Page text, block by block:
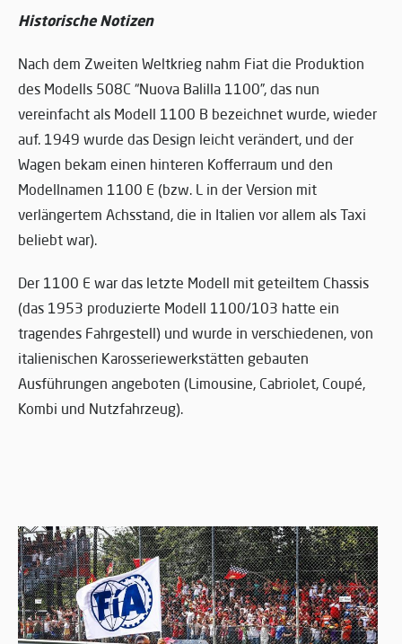
Historische Notizen
Nach dem Zweiten Weltkrieg nahm Fiat die Produktion
des Modells 508C “Nuova Balilla 1100”, das nun
vereinfacht als Modell 1100 B bezeichnet wurde, wieder
auf. 1949 wurde das Design leicht verändert, und der
Wagen bekam einen hinteren Kofferraum und den
Modellnamen 1100 E (bzw. L in der Version mit
verlängertem Achsstand, die in Italien vor allem als Taxi
beliebt war).
Der 1100 E war das letzte Modell mit geteiltem Chassis
(das 1953 produzierte Modell 1100/103 hatte ein
tragendes Fahrgestell) und wurde in verschiedenen, von
italienischen Karosseriewerkstätten gebauten
Ausführungen angeboten (Limousine, Cabriolet, Coupé,
Kombi und Nutzfahrzeug).